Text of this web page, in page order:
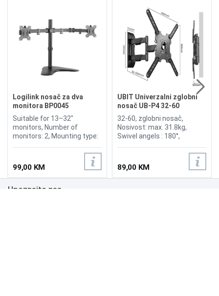
Logilink nosač za dva
monitora BP0045
Suitable for 13–32"
monitors, Number of
monitors: 2, Mounting type:
capacity: Each arm 8 kg
max., Maximum arm length:
Each 399 mm, Tilt:
-45°/+45°, swivel: -90°/+90°,
front panel rotatable: 360°,
99,00 KM
UBIT Univerzalni zglobni
nosač UB-P4 32-60
32-60, zglobni nosač,
Nosivost: max. 31.8kg,
Swivel angels : 180°,
89,00 KM
Upoznajte nas